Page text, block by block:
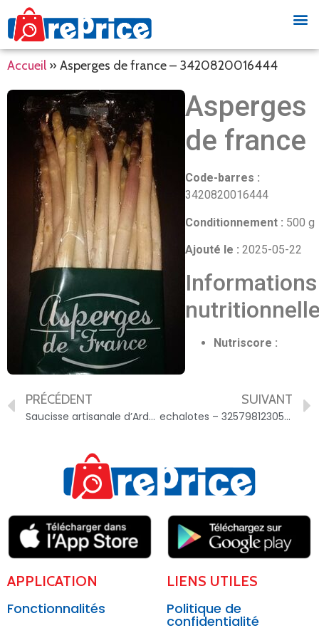
Accueil » Asperges de france – 3420820016444
Asperges
de france
Code-barres :
3420820016444
Conditionnement : 500 g
Ajouté le : 2025-05-22
Informations
Nutriscore :
PRÉCÉDENT
Saucisse artisanale d’Ard?che – 3498301003375
SUIVANT
echalotes – 3257981230507
APPLICATION
Fonctionnalités
LIENS UTILES
Politique de
confidentialité